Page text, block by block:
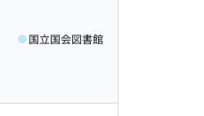
国立国会図書館